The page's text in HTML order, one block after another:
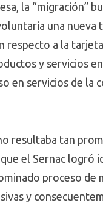
la “migración”
una nueva
respecto a la
y servicios
en servicios de la
resultaba tan
el Sernac logró
proceso de
y